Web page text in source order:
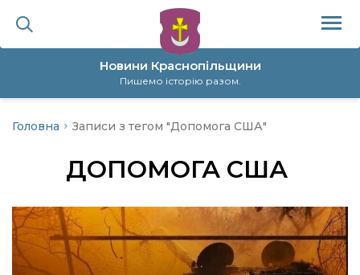
Новини Краснопільщини
Пишемо історію разом.
політика
Головна Записи з тегом "Допомога США"
ДОПОМОГА США